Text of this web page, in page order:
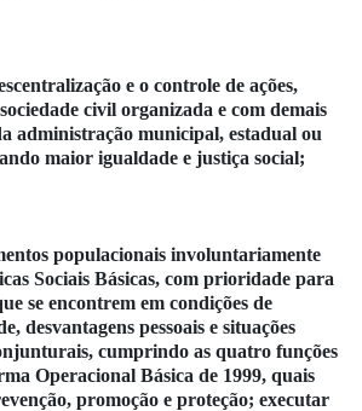
e o controle de ações,
civil organizada e com demais
administração municipal, estadual ou
maior igualdade e justiça social;
populacionais involuntariamente
Sociais Básicas, com prioridade para
se encontrem em condições de
desvantagens pessoais e situações
cumprindo as quatro funções
Operacional Básica de 1999, quais
promoção e proteção; executar